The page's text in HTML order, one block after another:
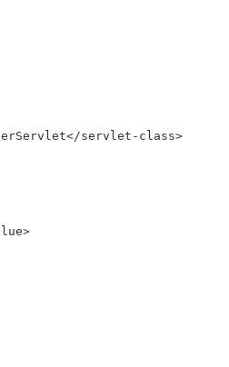
servlet-class>